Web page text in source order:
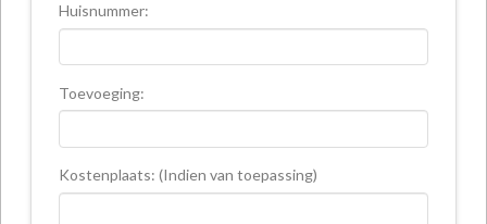
Huisnummer:
Toevoeging:
Kostenplaats: (Indien van toepassing)